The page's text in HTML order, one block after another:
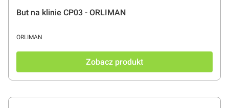
But na klinie CP03 - ORLIMAN
PRODUCENT
ORLIMAN
Zobacz produkt